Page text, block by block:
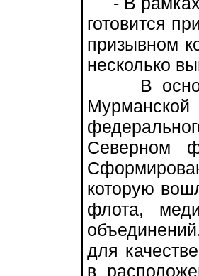
готовится
призывном
несколько
В
Северном
которую
флота,
для
в